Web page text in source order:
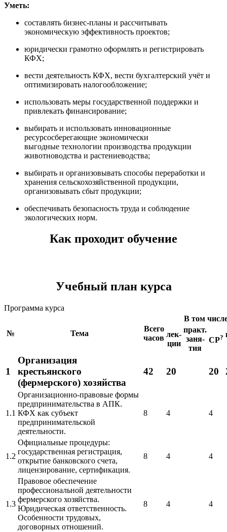
Уметь:
составлять бизнес‑планы и рассчитывать
экономическую эффективность проектов;
юридически грамотно оформлять и регистрировать
КФХ;
вести деятельность КФХ, вести бухгалтерский учёт и
оптимизировать налогообложение;
использовать меры государственной поддержки и
привлекать финансирование;
выбирать и использовать инновационные
ресурсосберегающие экономически
выгодные технологии производства продукции
животноводства и растениеводства;
выбирать и организовывать способы переработки и
хранения сельскохозяйственной продукции,
организовывать сбыт продукции;
обеспечивать безопасность труда и соблюдение
экологических норм.
Как проходит обучение
Учебный план курса
Программа курса
№ Тема
Всего
часов
В том
лек-
ции
практ.
заня-
тия
СР?
1
Организация
крестьянского
(фермерского) хозяйства
42 20 20
1.1
Организационно-правовые формы
предпринимательства в АПК.
КФХ как субъект
предпринимательской
деятельности.
8 4 4
1.2
Официальные процедуры:
государственная регистрация,
открытие банковского счета,
лицензирование, сертификация.
8 4 4
1.3
Правовое обеспечение
профессиональной деятельности
фермерского хозяйства.
Юридическая ответственность.
Особенности трудовых,
договорных отношений.
8 4 4